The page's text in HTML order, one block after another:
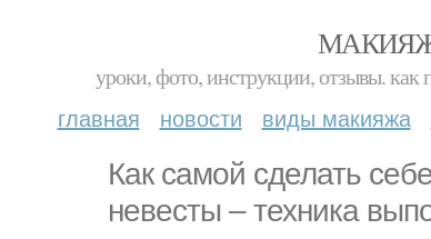
уроки, фото, инструкции, отзывы. как
главная новости виды макияжа
Как самой сделать
невесты – техника